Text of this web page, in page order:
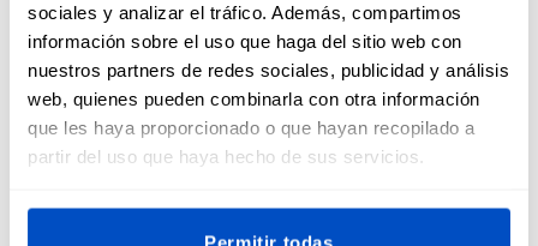
sociales y analizar el tráfico. Además, compartimos
información sobre el uso que haga del sitio web con
nuestros partners de redes sociales, publicidad y análisis
web, quienes pueden combinarla con otra información
que les haya proporcionado o que hayan recopilado a
partir del uso que haya hecho de sus servicios.
cartón de alta calidad utilizado para su fabricación y a la
nitidez de la impresión, también son ideales para organizar
artículos del hogar, etiquetar contenedores de almacenaje
o cajones.
Puedes utilizar tus etiquetas colgantes para ropa en
puedes incorporarlas a otros productos o artículos que no
sean textiles, por ejemplo,etiquetas para mobiliario